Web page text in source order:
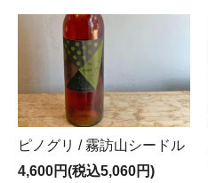
ピノグリ / 霧訪山シードル
4,600円(税込5,060円)